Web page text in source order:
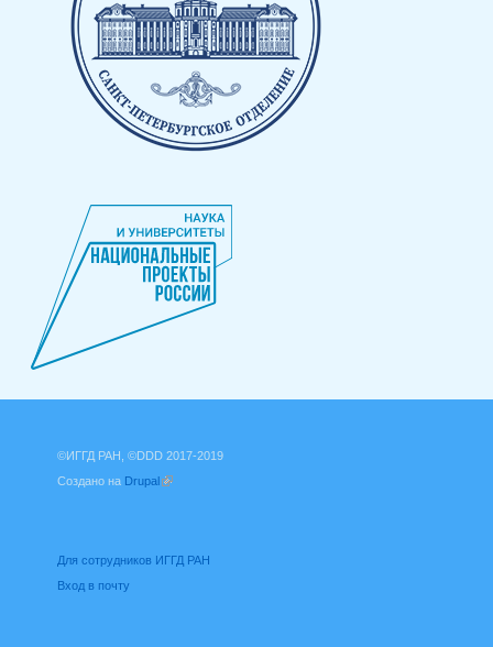
©ИГГД РАН, ©DDD 2017-2019
Создано на Drupal
Для сотрудников ИГГД РАН
Вход в почту